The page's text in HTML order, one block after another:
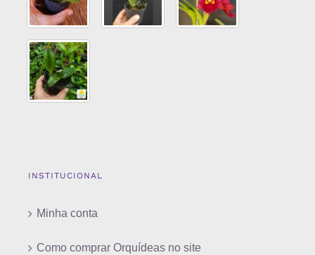
INSTITUCIONAL
Minha conta
Como comprar Orquídeas no site